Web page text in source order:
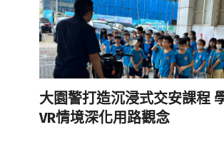
大園警打造沉浸式交安課程
VR情境深化用路觀念